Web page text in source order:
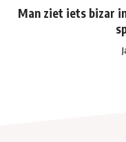
Man ziet iets bizar